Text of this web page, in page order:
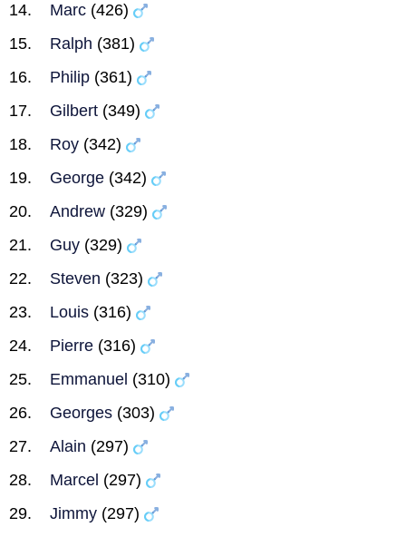
Marc (426)
Ralph (381)
Philip (361)
Gilbert (349)
Roy (342)
George (342)
Andrew (329)
Guy (329)
Steven (323)
Louis (316)
Pierre (316)
Emmanuel (310)
Georges (303)
Alain (297)
Marcel (297)
Jimmy (297)